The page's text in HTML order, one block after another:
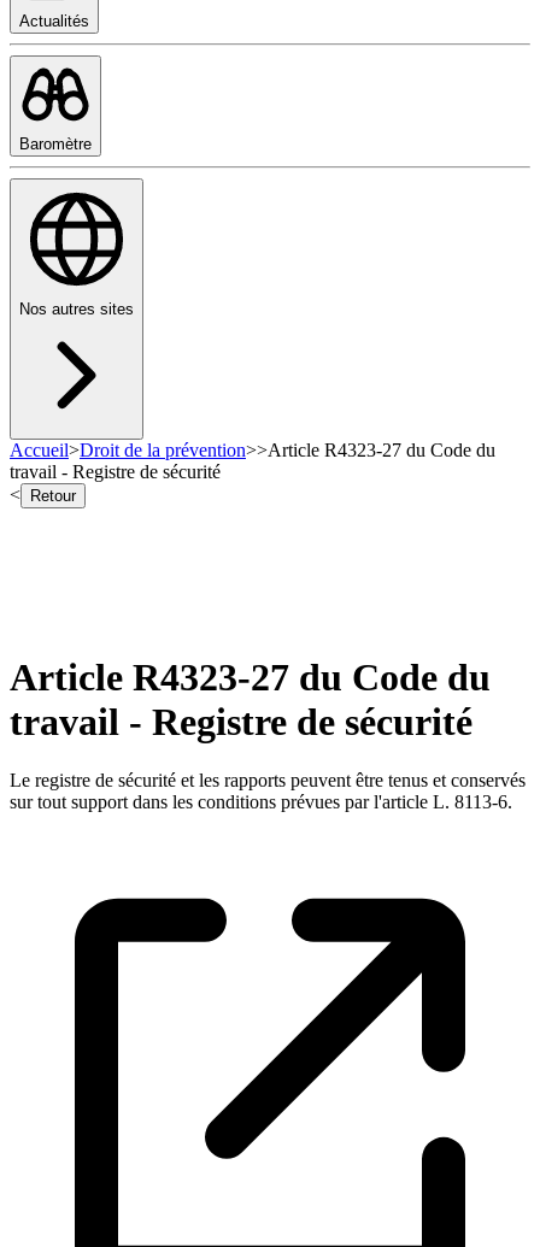
Actualités
Baromètre
Nos autres sites
Accueil>Droit de la prévention>>Article R4323-27 du Code du
travail - Registre de sécurité
<
Retour
Article R4323-27 du Code du
travail - Registre de sécurité
Le registre de sécurité et les rapports peuvent être tenus et conservés
sur tout support dans les conditions prévues par l'article L. 8113-6.